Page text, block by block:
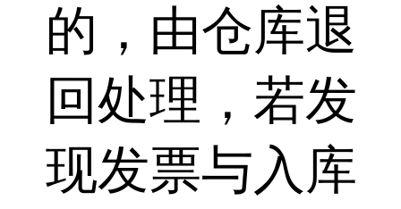
的，由仓库退
回处理，若发
现发票与入库